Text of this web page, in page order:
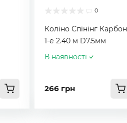
0
Коліно Спінінг Карбон
1-е 2.40 м D7.5мм
В наявності
266 грн